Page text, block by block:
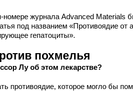
номере журнала Advanced Materials
под названием «Противоядие от
гепатоциты».
похмелья
Лу об этом лекарстве?
противоядие, которое могло бы